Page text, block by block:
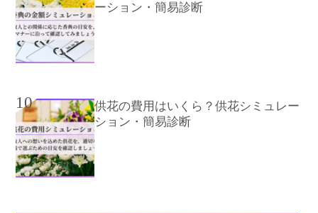
ーション・簡易診断
10
供花の費用はいくら？供花シミュレー
ション・簡易診断